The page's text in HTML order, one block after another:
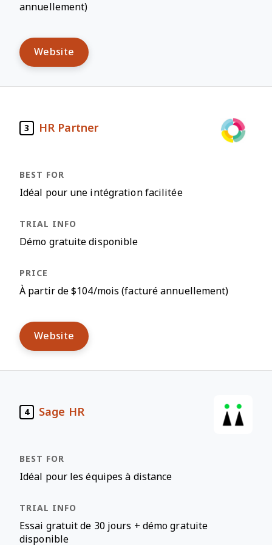
annuellement)
Website
3 HR Partner
Idéal pour une intégration facilitée
Démo gratuite disponible
À partir de $104/mois (facturé annuellement)
Website
4 Sage HR
Idéal pour les équipes à distance
Essai gratuit de 30 jours + démo gratuite
disponible